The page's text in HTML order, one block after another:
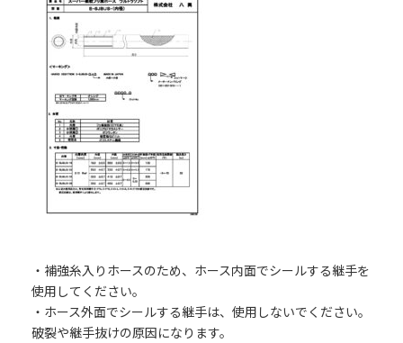
・補強糸入りホースのため、ホース内面でシールする継手を
使用してください。
・ホース外面でシールする継手は、使用しないでください。
破裂や継手抜けの原因になります。